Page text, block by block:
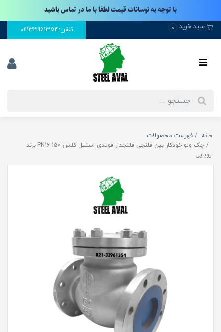
با توجه به نوسانات قیمت لطفا با ما در تماس باشید
سبد خرید 0 تلفن:02133961354
خانه
فهرست محصولات
چک ولو خودکار بین فلنجی فلنجدار فولادی استیل کلاس 150 PN16 برند
اروپایی